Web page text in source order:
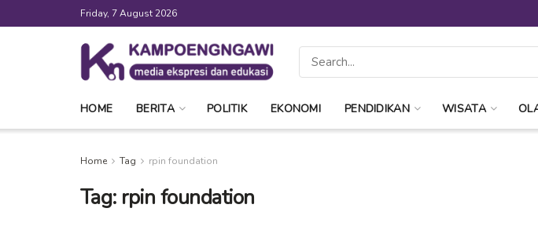
Friday, 7 August 2026
HOME BERITA POLITIK EKONOMI PENDIDIKAN WISATA
Home Tag rpin foundation
Tag: rpin foundation